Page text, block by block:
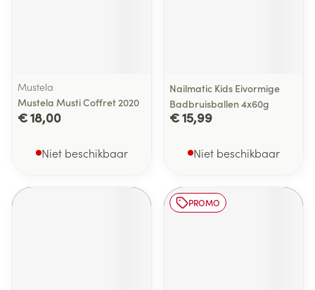
Mustela
Mustela Musti Coffret 2020
€ 18,00
Niet beschikbaar
Nailmatic Kids Eivormige
Badbruisballen 4x60g
€ 15,99
Niet beschikbaar
PROMO